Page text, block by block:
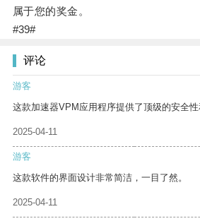
属于您的奖金。
#39#
评论
游客
这款加速器VPM应用程序提供了顶级的安全性
2025-04-11
游客
这款软件的界面设计非常简洁，一目了然。
2025-04-11